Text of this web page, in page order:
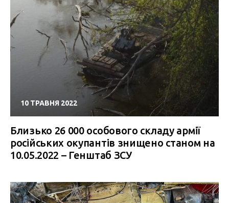
10 ТРАВНЯ 2022
Близько 26 000 особового складу армії
російських окупантів знищено станом на
10.05.2022 – Генштаб ЗСУ